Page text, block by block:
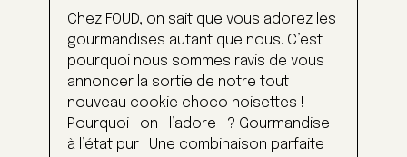
Chez FOUD, on sait que vous adorez les
gourmandises autant que nous. C’est
pourquoi nous sommes ravis de vous
annoncer la sortie de notre tout
nouveau cookie choco noisettes !
Pourquoi on l’adore ? Gourmandise
à l’état pur : Une combinaison parfaite